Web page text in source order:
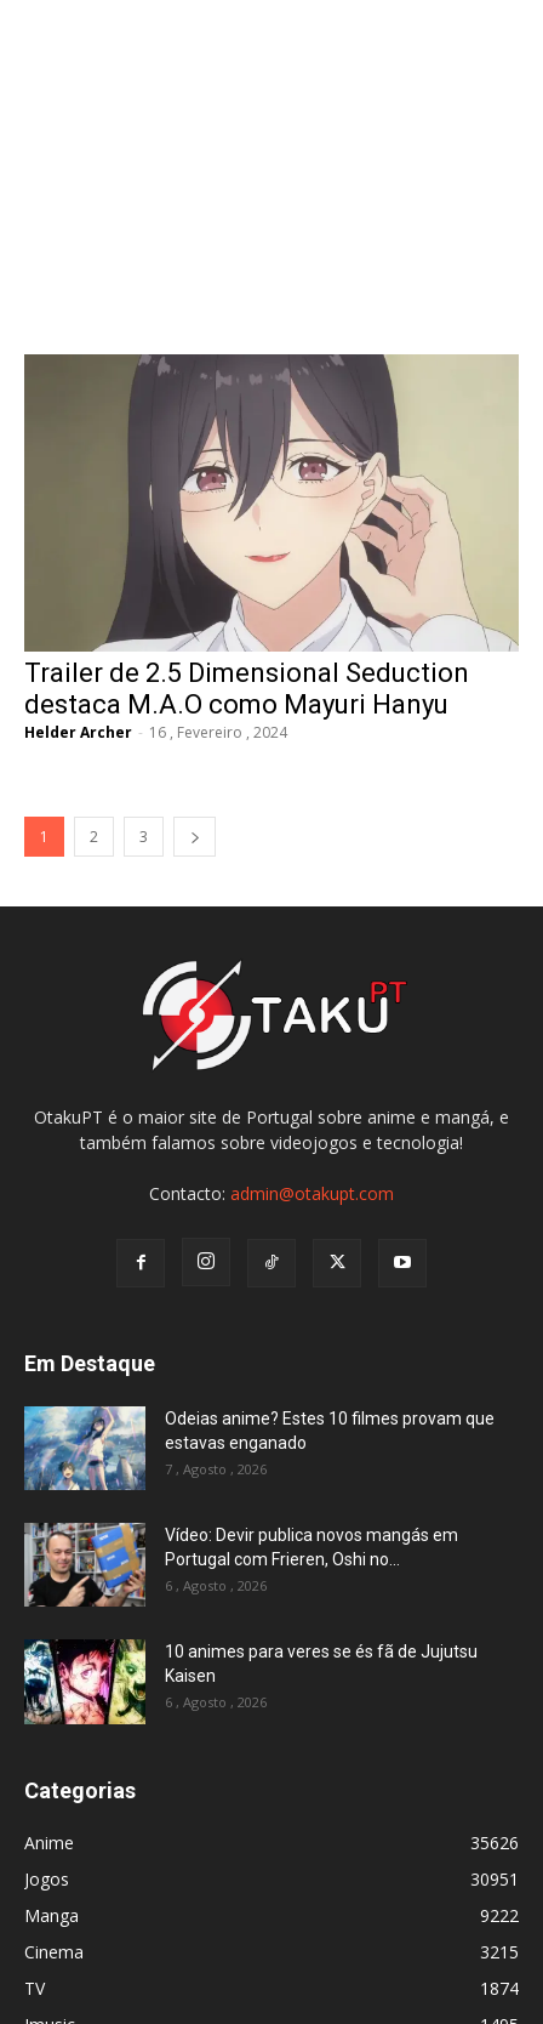
Trailer de 2.5 Dimensional Seduction
destaca M.A.O como Mayuri Hanyu
Helder Archer - 16 , Fevereiro , 2024
1 2 3
OtakuPT é o maior site de Portugal sobre anime e mangá, e
também falamos sobre videojogos e tecnologia!
Contacto: admin@otakupt.com
Em Destaque
Odeias anime? Estes 10 filmes provam que
estavas enganado
7 , Agosto , 2026
Vídeo: Devir publica novos mangás em
Portugal com Frieren, Oshi no...
6 , Agosto , 2026
10 animes para veres se és fã de Jujutsu
Kaisen
6 , Agosto , 2026
Categorias
Anime
35626
Jogos
30951
Manga
9222
Cinema
3215
TV
1874